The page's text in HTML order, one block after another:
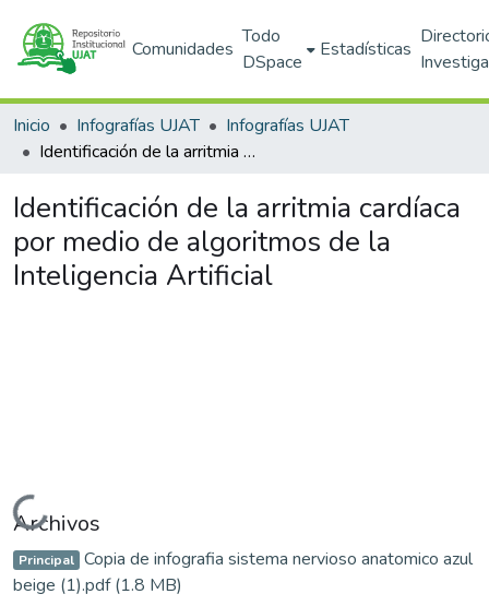
Comunidades
Todo
DSpace
Estadísticas
Inicio Infografías UJAT
Infografías UJAT
Identificación de la arritmia cardíaca por medio de algoritmos de la Inteligencia Artificial
Identificación de la arritmia cardíaca
por medio de algoritmos de la
Inteligencia Artificial
Cargando...
Archivos
Principal Copia de infografia sistema nervioso anatomico azul
beige (1).pdf(1.8 MB)